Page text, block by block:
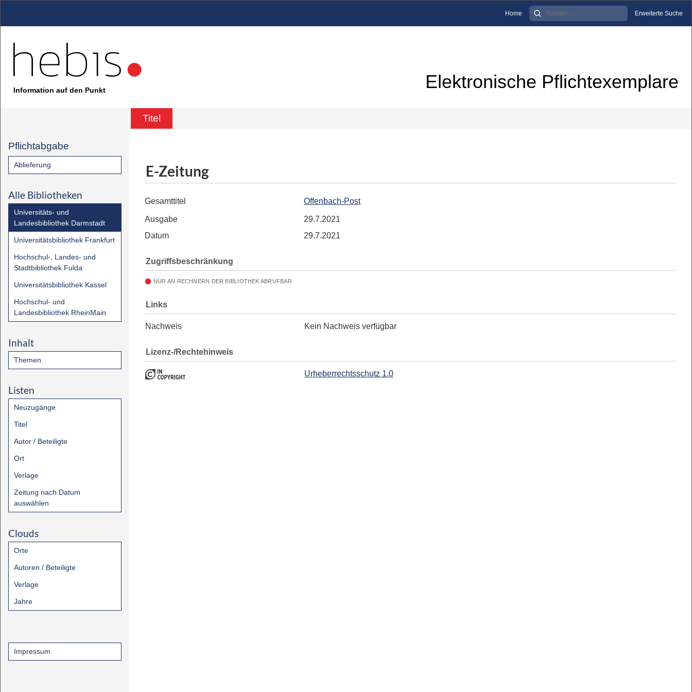
Home Erweiterte Suche
Information auf den Punkt Elektronische Pflichtexemplare
Titel
Pflichtabgabe
Ablieferung
Alle Bibliotheken
Universitäts- und
Landesbibliothek Darmstadt
Universitätsbibliothek Frankfurt
Hochschul-, Landes- und
Stadtbibliothek Fulda
Universitätsbibliothek Kassel
Hochschul- und
Landesbibliothek RheinMain
Inhalt
Themen
Listen
Neuzugänge
Titel
Autor / Beteiligte
Ort
Verlage
Zeitung nach Datum
auswählen
Clouds
Orte
Autoren / Beteiligte
Verlage
Jahre
Impressum
E-Zeitung
Gesamttitel Offenbach-Post
Ausgabe
29.7.2021
Datum
29.7.2021
Zugriffsbeschränkung
NUR AN RECHNERN DER BIBLIOTHEK ABRUFBAR
Links
Nachweis Kein Nachweis verfügbar
Lizenz-/Rechtehinweis
Urheberrechtsschutz 1.0